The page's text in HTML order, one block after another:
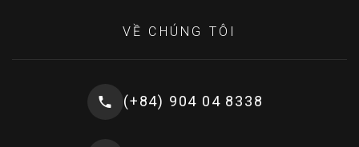
VỀ CHÚNG TÔI
(+84) 904 04 8338